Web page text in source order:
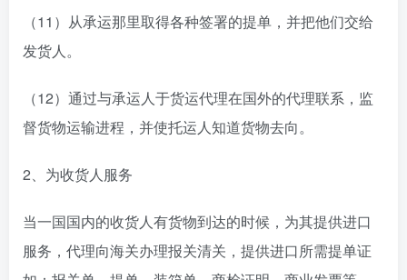
（11）从承运那里取得各种签署的提单，并把他们交给
发货人。
（12）通过与承运人于货运代理在国外的代理联系，监
督货物运输进程，并使托运人知道货物去向。
2、为收货人服务
当一国国内的收货人有货物到达的时候，为其提供进口
服务，代理向海关办理报关清关，提供进口所需提单证